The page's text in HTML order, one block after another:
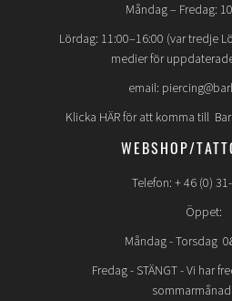
Måndag – Fredag:
Lördag: 11:00–16:00 (var tredje
medier för
email:
Klicka HÄR för att komma till
WEBSHOP/
Telefon: + 46 (0)
Öppet:
Måndag - Torsdag
Fredag - STÄNGT- Vi har